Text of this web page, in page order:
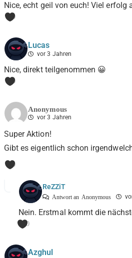
Nice, echt geil von euch! Viel erfolg
0
Lucas
vor 3 Jahren
Nice, direkt teilgenommen 😀
0
Anonymous
vor 3 Jahren
Super Aktion!
Gibt es eigentlich schon
0
ReZZiT
Antwort an Anonymous
Nein. Erstmal kommt die
0
Azghul